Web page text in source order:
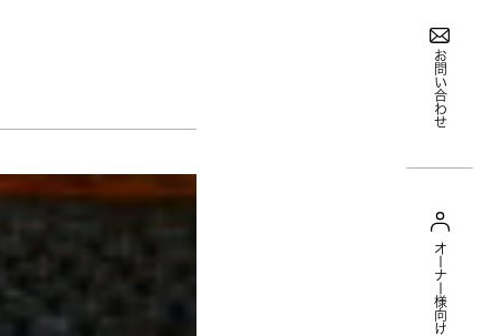
お問い合わせ
オーナー様向け